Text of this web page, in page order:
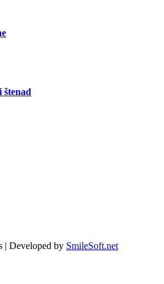
| Developed by SmileSoft.net